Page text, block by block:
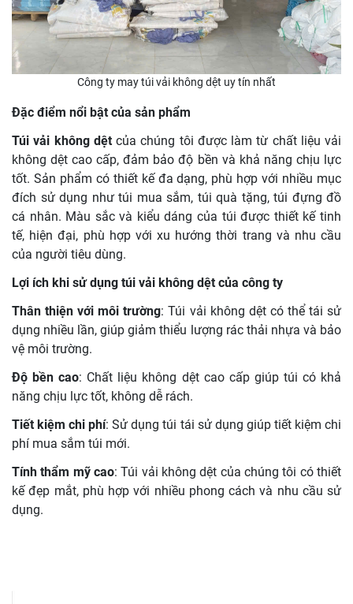
Công ty may túi vải không dệt uy tín nhất
Đặc điểm nổi bật của sản phẩm
Túi vải không dệt của chúng tôi được làm từ chất liệu vải
không dệt cao cấp, đảm bảo độ bền và khả năng chịu lực
tốt. Sản phẩm có thiết kế đa dạng, phù hợp với nhiều mục
đích sử dụng như túi mua sắm, túi quà tặng, túi đựng đồ
cá nhân. Màu sắc và kiểu dáng của túi được thiết kế tinh
tế, hiện đại, phù hợp với xu hướng thời trang và nhu cầu
của người tiêu dùng.
Lợi ích khi sử dụng túi vải không dệt của công ty
Thân thiện với môi trường: Túi vải không dệt có thể tái sử
dụng nhiều lần, giúp giảm thiểu lượng rác thải nhựa và bảo
vệ môi trường.
Độ bền cao: Chất liệu không dệt cao cấp giúp túi có khả
năng chịu lực tốt, không dễ rách.
Tiết kiệm chi phí: Sử dụng túi tái sử dụng giúp tiết kiệm chi
phí mua sắm túi mới.
Tính thẩm mỹ cao: Túi vải không dệt của chúng tôi có thiết
kế đẹp mắt, phù hợp với nhiều phong cách và nhu cầu sử
dụng.